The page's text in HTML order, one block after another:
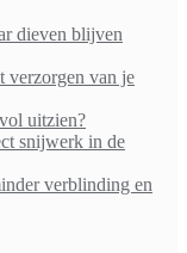
dieven blijven
verzorgen van je
uitzien?
snijwerk in de
verblinding en